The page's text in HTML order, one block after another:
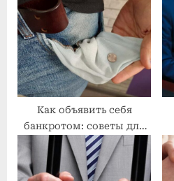
P
o
s
t
:
s
t
Как объявить себя
банкротом: советы для
физических лиц